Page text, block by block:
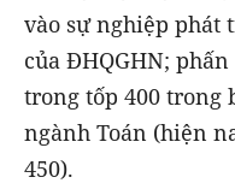
vào sự nghiệp phát
của ĐHQGHN;
trong tốp 400 trong
ngành Toán (hiện
450).